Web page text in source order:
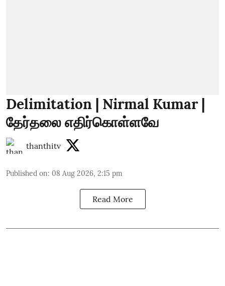
Delimitation | Nirmal Kumar |
தேர்தலை எதிர்கொள்ளவே
thanthitv
Published on: 08 Aug 2026, 2:15 pm
Read More